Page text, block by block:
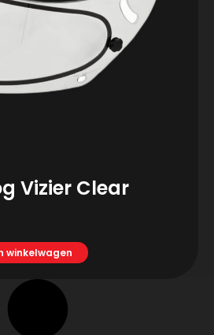
Vizier Clear
winkelwagen